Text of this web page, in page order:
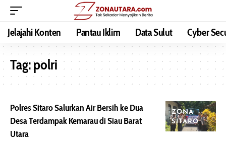
Jelajahi Konten Pantau Iklim Data Sulut Cyber
Tag:polri
ZONA
SITARO
Polres Sitaro Salurkan Air Bersih ke Dua
Desa Terdampak Kemarau di Siau Barat
Utara